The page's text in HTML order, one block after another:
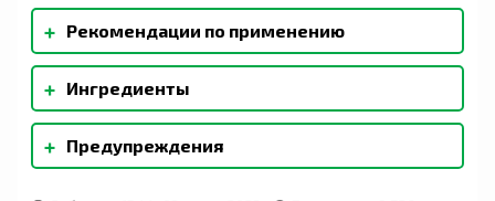
+ Рекомендации по применению
Взрослым. Принимать по одной (1) таблетке в
день во время еды. Не предназначено для
детей. Не превышайте рекомендуемую
дозировку.
+ Ингредиенты
Карбонат кальция, хлорид калия, оксид магния,
аскорбиновая кислота (витамин C),
микрокристаллическая целлюлоза,
+ Предупреждения